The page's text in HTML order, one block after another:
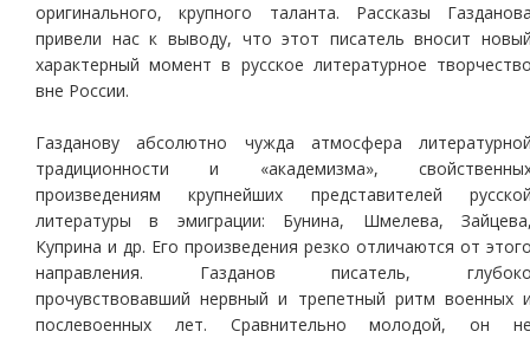
оригинального, крупного таланта. Рассказы
привели нас к выводу, что этот писатель вносит
характерный момент в русское литературное
вне России.
Газданову абсолютно чужда атмосфера
традиционности и «академизма»,
произведениям крупнейших представителей
литературы в эмиграции: Бунина, Шмелева,
Куприна и др. Его произведения резко отличаются от
направления. Газданов писатель,
прочувствовавший нервный и трепетный ритм военных
послевоенных лет. Сравнительно молодой, он